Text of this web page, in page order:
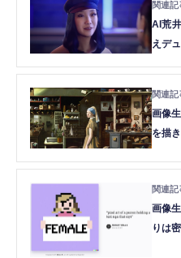
AI荒
えデ
画像
を描
画像
りは